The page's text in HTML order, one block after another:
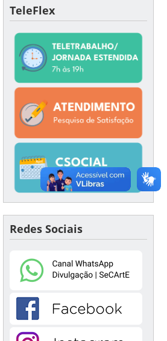
TeleFlex
Redes Sociais